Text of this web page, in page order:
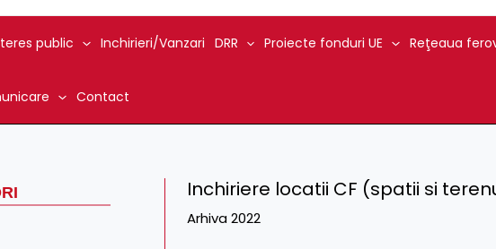
public Inchirieri/Vanzari DRR Proiecte fonduri UE Reţeaua
Contact
Inchiriere locatii CF (spatii si
Arhiva 2022